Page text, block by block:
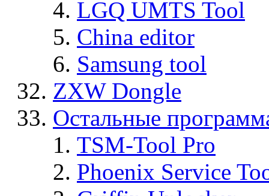
LGQ UMTS Tool
China editor
Samsung tool
ZXW Dongle
Остальные
TSM-Tool Pro
Phoenix Service